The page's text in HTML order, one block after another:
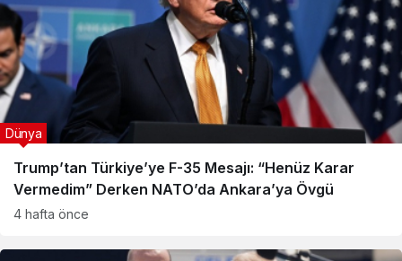
Trump’tan Türkiye’ye F-35 Mesajı: “Henüz Karar
Vermedim” Derken NATO’da Ankara’ya Övgü
Dünya
4 hafta önce